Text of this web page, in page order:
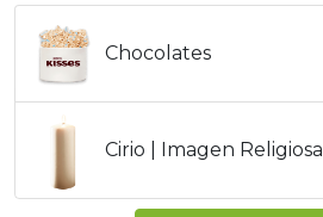
Chocolates
Cirio | Imagen Religiosa